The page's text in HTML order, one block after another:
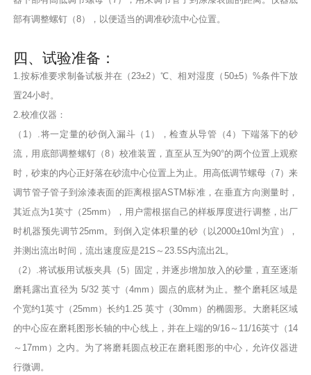
部有调整螺钉（8），以便适当的调准砂流中心位置。
四、试验准备：
1.按标准要求制备试板并在（23±2）℃、相对湿度（50±5）%条件下放
置24小时。
2.校准仪器：
（1）.将一定量的砂倒入漏斗（1），检查从导管（4）下端落下的砂
流，用底部调整螺钉（8）校准装置，直至从互为90°的两个位置上观察
时，砂束的内心正好落在砂流中心位置上为止。用高低调节螺母（7）来
调节管子管子到涂漆表面的距离根据ASTM标准，在垂直方向测量时，
其近点为1英寸（25mm），用户需根据自己的样板厚度进行调整，出厂
时机器预先调节25mm。到倒入定体积量的砂（以2000±10ml为宜），
并测出流出时间，流出速度应是21S～23.5S内流出2L。
（2）.将试板用试板夹具（5）固定，并逐步增加放入的砂量，直至逐渐
磨耗露出直径为 5/32 英寸（4mm）圆点的底材为止。整个磨耗区域是
个宽约1英寸（25mm）长约1.25 英寸（30mm）的椭圆形。大磨耗区域
的中心应在磨耗图形长轴的中心线上，并在上端的9/16～11/16英寸（14
～17mm）之内。为了将磨耗圆点校正在磨耗图形的中心，允许仪器进
行微调。